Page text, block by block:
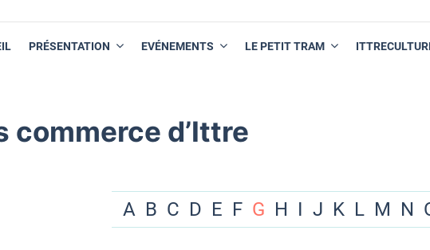
PRÉSENTATION EVÉNEMENTS LE PETIT TRAM
commerce d’Ittre
A B C D E F G H I J K L M N